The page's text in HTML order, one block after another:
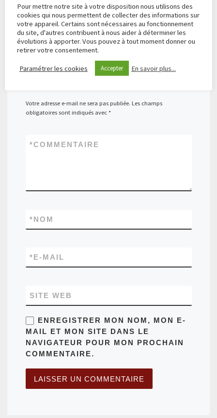
Votre adresse e-mail ne sera pas publiée. Les champs
obligatoires sont indiqués avec *
COMMENTAIRE
*
NOM
*
E-MAIL
*
SITE WEB
ENREGISTRER MON NOM, MON E-
MAIL ET MON SITE DANS LE
NAVIGATEUR POUR MON PROCHAIN
COMMENTAIRE.
Pour mettre notre site à votre disposition nous utilisons des
cookies qui nous permettent de collecter des informations sur
votre appareil. Certains sont nécessaires au fonctionnement
du site, d'autres contribuent à nous aider à déterminer les
évolutions à apporter. Vous pouvez à tout moment donner ou
retirer votre consentement.
Paramétrer les cookies Accepter En savoir plus...